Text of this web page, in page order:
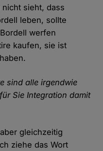
sieht, dass
leben, sollte
werfen
kaufen, sie ist
sind alle irgendwie
Sie Integration damit
gleichzeitig
ziehe das Wort